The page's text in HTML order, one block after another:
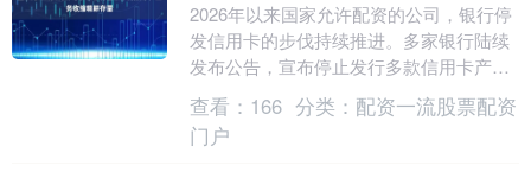
2026年以来国家允许配资的公司，银行停
发信用卡的步伐持续推进。多家银行陆续
发布公告，宣布停止发行多款信用卡产
品，其中联名信用卡成为本轮调整的核心
对象。结合上市....
查看： 166 分类： 配资一流股票配资
门户